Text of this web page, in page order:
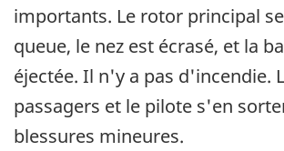
importants. Le rotor principal
queue, le nez est écrasé, et la
éjectée. Il n'y a pas d'incendie.
passagers et le pilote s'en
blessures mineures.